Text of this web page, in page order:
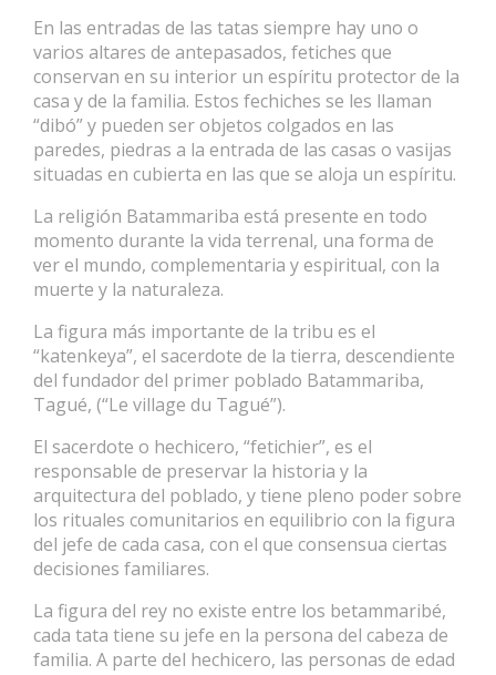
En las entradas de las tatas siempre hay uno o
varios altares de antepasados, fetiches que
conservan en su interior un espíritu protector de la
casa y de la familia. Estos fechiches se les llaman
“dibó” y pueden ser objetos colgados en las
paredes, piedras a la entrada de las casas o vasijas
situadas en cubierta en las que se aloja un espíritu.
La religión Batammariba está presente en todo
momento durante la vida terrenal, una forma de
ver el mundo, complementaria y espiritual, con la
muerte y la naturaleza.
La figura más importante de la tribu es el
“katenkeya”, el sacerdote de la tierra, descendiente
del fundador del primer poblado Batammariba,
Tagué, (“Le village du Tagué”).
El sacerdote o hechicero, “fetichier”, es el
responsable de preservar la historia y la
arquitectura del poblado, y tiene pleno poder sobre
los rituales comunitarios en equilibrio con la figura
del jefe de cada casa, con el que consensua ciertas
decisiones familiares.
La figura del rey no existe entre los betammaribé,
cada tata tiene su jefe en la persona del cabeza de
familia. A parte del hechicero, las personas de edad